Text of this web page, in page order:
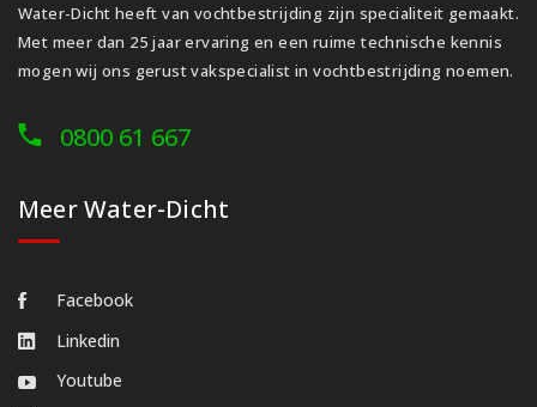
Water-Dicht heeft van vochtbestrijding zijn specialiteit gemaakt.
Met meer dan 25 jaar ervaring en een ruime technische kennis
mogen wij ons gerust vakspecialist in vochtbestrijding noemen.
0800 61 667
Meer Water-Dicht
Facebook
Linkedin
Youtube